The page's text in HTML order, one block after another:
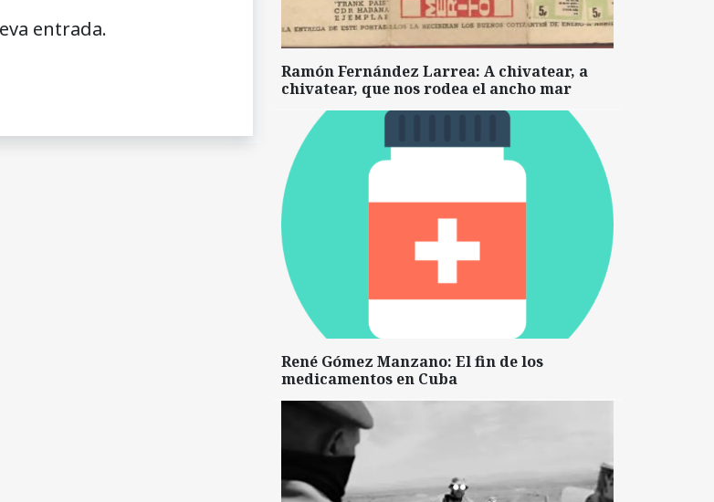
entrada.
Ramón Fernández Larrea: A chivatear, a
chivatear, que nos rodea el ancho mar
René Gómez Manzano: El fin de los
medicamentos en Cuba